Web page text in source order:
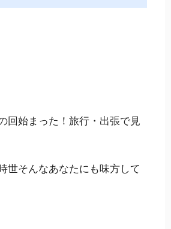
回始まった！旅行・出張で見
世そんなあなたにも味方して